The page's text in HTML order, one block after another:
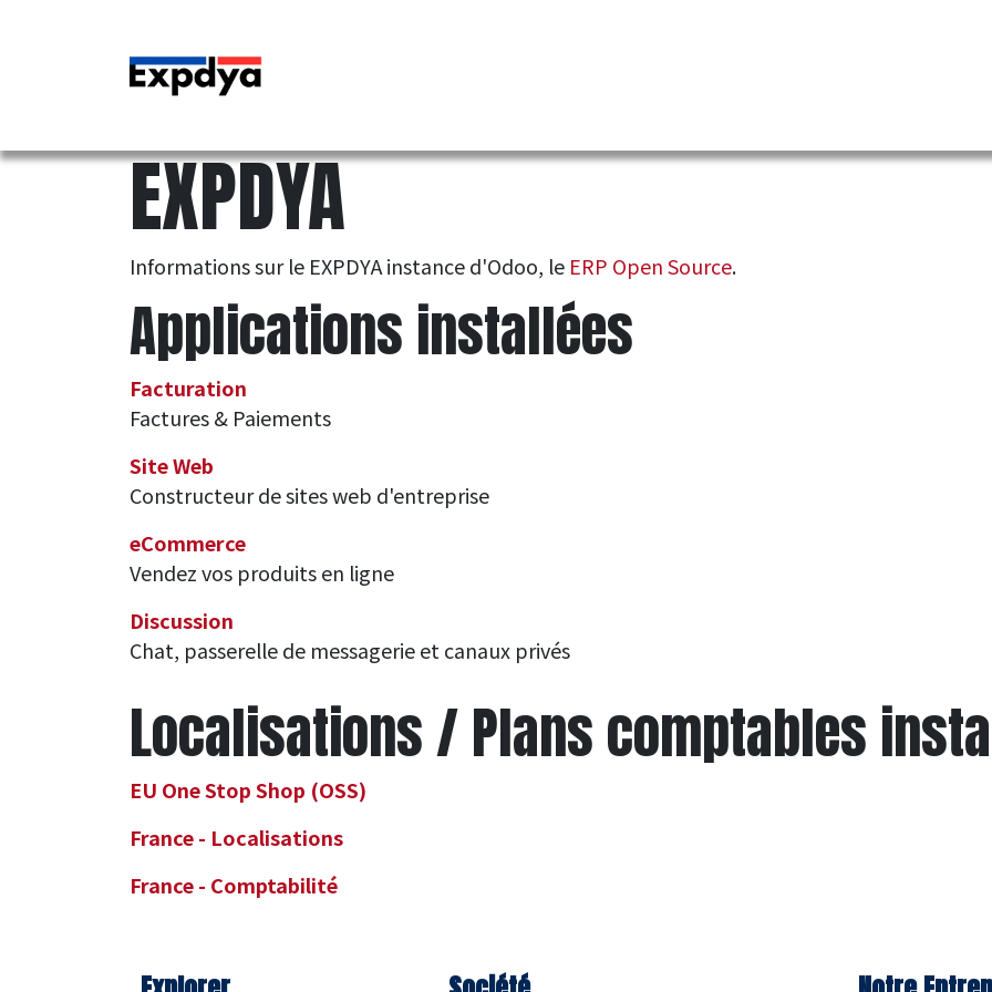
EXPDYA
Informations sur le EXPDYA instance d'Odoo, le ERP Open Source.
Applications installées
Facturation
Factures & Paiements
Site Web
Constructeur de sites web d'entreprise
eCommerce
Vendez vos produits en ligne
Discussion
Chat, passerelle de messagerie et canaux privés
Localisations / Plans comptables
EU One Stop Shop (OSS)
France - Localisations
France - Comptabilité